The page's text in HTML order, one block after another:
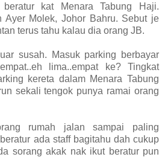
kat Menara Tabung Haji.
Ayer Molek, Johor Bahru. Sebut je
terus tahu kalau dia orang JB.
susah. Masuk parking berbayar
lima..empat ke? Tingkat
kereta dalam Menara Tabung
sekali tengok punya ramai orang
rumah jalan sampai paling
ada staff bagitahu dah cukup
sorang akak nak ikut beratur pun